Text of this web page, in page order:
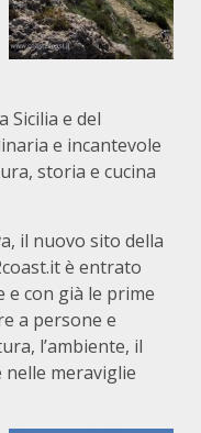
Sicilia e del
e incantevole
storia e cucina
il nuovo sito della
è entrato
e con già le prime
a persone e
l’ambiente, il
meraviglie